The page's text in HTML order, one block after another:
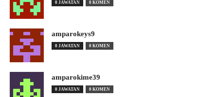
0 JAWATAN 0 KOMEN
amparokeys9
0 JAWATAN 0 KOMEN
amparokime39
0 JAWATAN 0 KOMEN